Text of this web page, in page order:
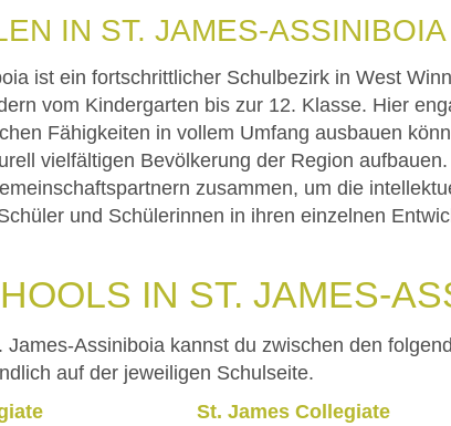
IN ST. JAMES-ASSINIBOIA
ist ein fortschrittlicher Schulbezirk in West
vom Kindergarten bis zur 12. Klasse. Hier
Fähigkeiten in vollem Umfang ausbauen
vielfältigen Bevölkerung der Region
zusammen, um die
und Schülerinnen in ihren einzelnen
IN ST. JAMES-
James-Assiniboia kannst du zwischen den
auf der jeweiligen Schulseite.
St. James Collegiate